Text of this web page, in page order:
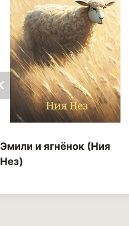
Эмили и ягнёнок (Ния
Нез)